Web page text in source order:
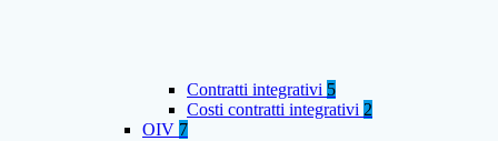
Contratti integrativi 5
Costi contratti integrativi 2
OIV 7